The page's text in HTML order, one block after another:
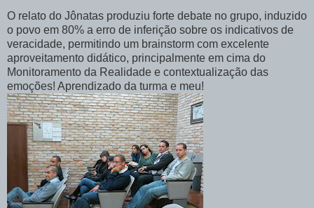
O relato do Jônatas produziu forte debate no grupo, induzido
o povo em 80% a erro de inferição sobre os indicativos de
veracidade, permitindo um brainstorm com excelente
aproveitamento didático, principalmente em cima do
Monitoramento da Realidade e contextualização das
emoções! Aprendizado da turma e meu!